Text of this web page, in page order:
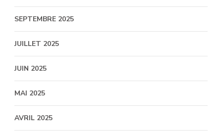
SEPTEMBRE 2025
JUILLET 2025
JUIN 2025
MAI 2025
AVRIL 2025